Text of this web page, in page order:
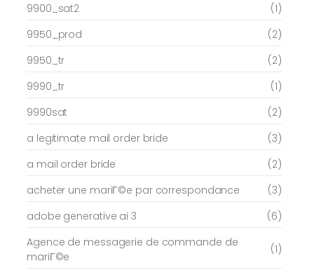
9900_sat2
(1)
9950_prod
(2)
9950_tr
(2)
9990_tr
(1)
9990sat
(2)
a legitimate mail order bride
(3)
a mail order bride
(2)
acheter une mariГ©e par correspondance
(3)
adobe generative ai 3
(6)
Agence de messagerie de commande de
mariГ©e
(1)